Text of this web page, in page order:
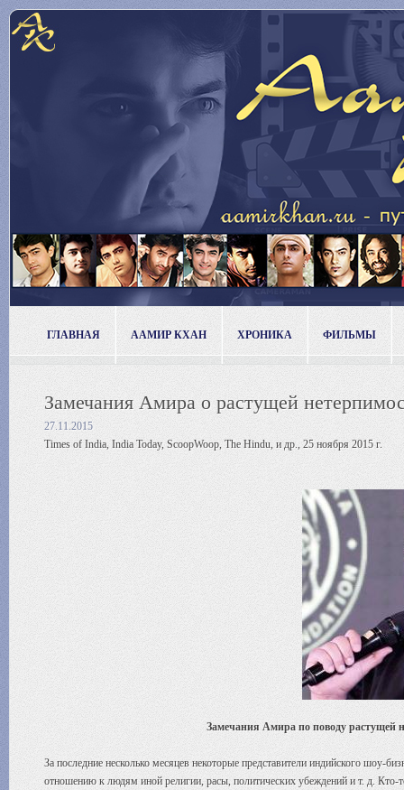
ГЛАВНАЯ ААМИР КХАН ХРОНИКА ФИЛЬМЫ
Замечания Амира о растущей
27.11.2015
Times of India, India Today, ScoopWoop, The Hindu, и др., 25 ноября 2015 г.
Замечания Амира по поводу растущей
За последние несколько месяцев некоторые представители индийского шоу-
отношению к людям иной религии, расы, политических убеждений и т. д. Кто-